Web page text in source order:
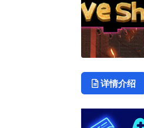
详情介绍